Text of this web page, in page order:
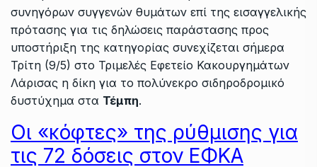
συνηγόρων συγγενών θυμάτων επί της εισαγγελικής
πρότασης για τις δηλώσεις παράστασης προς
υποστήριξη της κατηγορίας συνεχίζεται σήμερα
Τρίτη (9/5) στο Τριμελές Εφετείο Κακουργημάτων
Λάρισας η δίκη για το πολύνεκρο σιδηροδρομικό
δυστύχημα στα Τέμπη.
Οι «κόφτες» της ρύθμισης για
τις 72 δόσεις στον ΕΦΚΑ